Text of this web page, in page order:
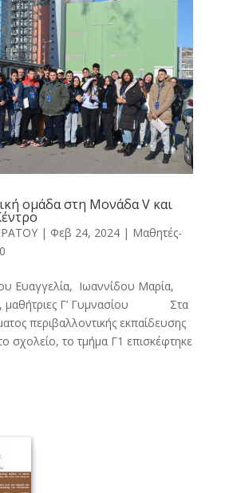
ομάδα στη Μονάδα V και
| Φεβ 24, 2024| Μαθητές-
Ευαγγελία, Ιωαννίδου Μαρία,
μαθήτριες Γ’ Γυμνασίου Στα
περιβαλλοντικής εκπαίδευσης
σχολείο, το τμήμα Γ1 επισκέφτηκε